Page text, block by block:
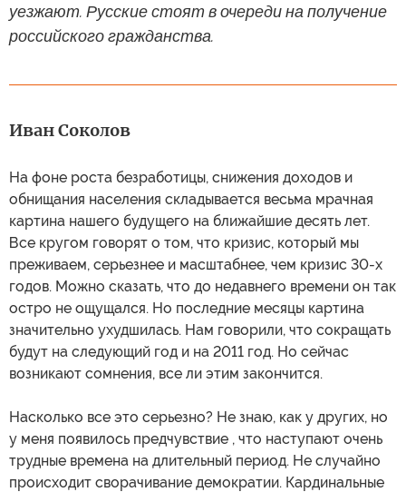
уезжают. Русские стоят в очереди на получение
российского гражданства.
Иван Соколов
На фоне роста безработицы, снижения доходов и
обнищания населения складывается весьма мрачная
картина нашего будущего на ближайшие десять лет.
Все кругом говорят о том, что кризис, который мы
преживаем, серьезнее и масштабнее, чем кризис 30-х
годов. Можно сказать, что до недавнего времени он так
остро не ощущался. Но последние месяцы картина
значительно ухудшилась. Нам говорили, что сокращать
будут на следующий год и на 2011 год. Но сейчас
возникают сомнения, все ли этим закончится.
Насколько все это серьезно? Не знаю, как у других, но
у меня появилось предчувствие , что наступают очень
трудные времена на длительный период. Не случайно
происходит сворачивание демократии. Кардинальные